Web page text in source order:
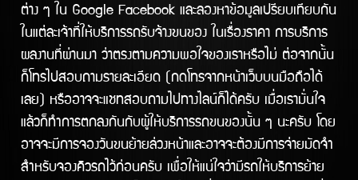
ต่าง ๆ ใน Google Facebook และลองหาข้อมูลเปรียบเทียบกัน
ในแต่ละเจ้าที่ให้บริการรถรับจ้างขนของ ในเรื่องราคา การบริการ
ผลงานทีี่ผ่านมา ว่าตรงตามความพอใจของเราหรือไม่ ต่อจากนั้น
ก็โทรไปสอบถามรายละเอียด (กดโทรจากหน้าเว็บบนมือถือได้
เลย) หรืออาจจะแชทสอบถามไปทางไลน์ก็ได้ครับ เมื่อเรามั่นใจ
แล้วก็ทำการตกลงกันกับผู้ให้บริการรถขนของนั้น ๆ นะครับ โดย
อาจจะมีการจองวันขนย้ายล่วงหน้าและอาจจะต้องมีการจ่ายมัดจำ
สำหรับจองคิวรถไว้ก่อนครับ เพื่อให้แน่ใจว่ามีรถให้บริิการย้าย